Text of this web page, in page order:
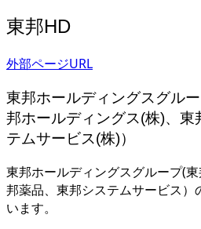
東邦HD
外部ページURL
東邦ホールディングスグル
邦ホールディングス(株)、東
テムサービス(株)）
東邦ホールディングスグループ(
邦薬品、東邦システムサービス）
います。